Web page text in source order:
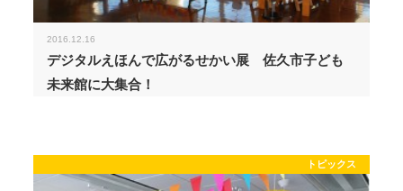
2016.12.16
デジタルえほんで広がるせかい展 佐久市子ども
未来館に大集合！
トピックス